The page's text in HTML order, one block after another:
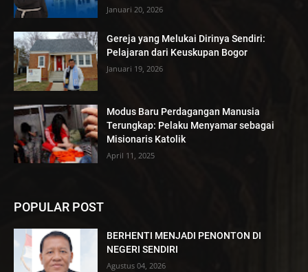
Januari 20, 2026
Gereja yang Melukai Dirinya Sendiri:
Pelajaran dari Keuskupan Bogor
Januari 19, 2026
Modus Baru Perdagangan Manusia
Terungkap: Pelaku Menyamar sebagai
Misionaris Katolik
April 11, 2025
POPULAR POST
BERHENTI MENJADI PENONTON DI
NEGERI SENDIRI
Agustus 04, 2026